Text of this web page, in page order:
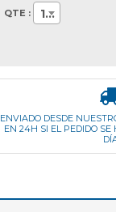
QTE : 1
ENVIADO DESDE
EN 24H SI EL PEDIDO SE